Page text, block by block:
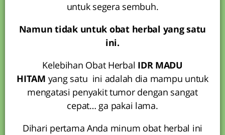
untuk segera sembuh.
Namun tidak untuk obat herbal yang satu
ini.
Kelebihan Obat Herbal IDR MADU
HITAM yang satu ini adalah dia mampu untuk
mengatasi penyakit tumor dengan sangat
cepat… ga pakai lama.
Dihari pertama Anda minum obat herbal ini